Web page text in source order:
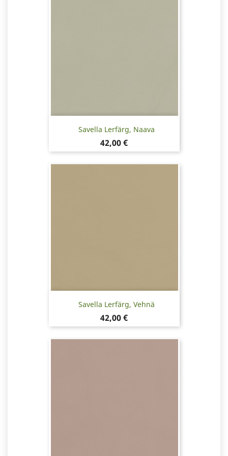
Savella Lerfärg, Naava
Pris
42,00 €
Savella Lerfärg, Vehnä
Pris
42,00 €